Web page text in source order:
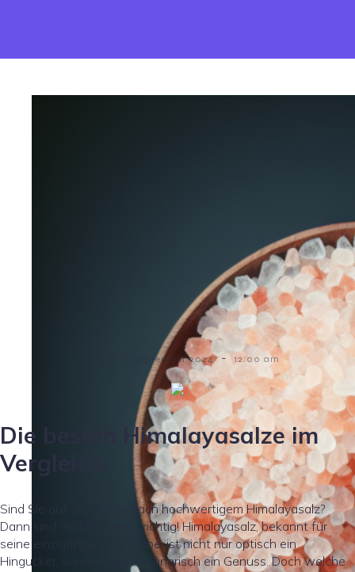
6 September 2024 - 12:00 am
Die besten Himalayasalze im
Vergleich.
Sind Sie auf der Suche nach hochwertigem Himalayasalz?
Dann sind Sie hier genau richtig! Himalayasalz, bekannt für
seine einzigartige rosa Farbe, ist nicht nur optisch ein
Hingucker, sondern auch kulinarisch ein Genuss. Doch welche